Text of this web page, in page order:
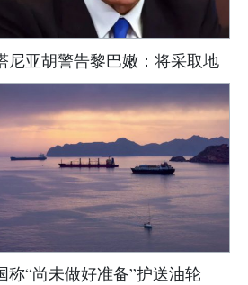
尼亚胡警告黎巴嫩：将采取地
称“尚未做好准备”护送油轮